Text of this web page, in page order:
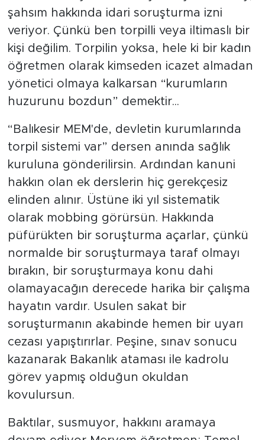
şahsım hakkında idari soruşturma izni
veriyor. Çünkü ben torpilli veya iltimaslı bir
kişi değilim. Torpilin yoksa, hele ki bir kadın
öğretmen olarak kimseden icazet almadan
yönetici olmaya kalkarsan “kurumların
huzurunu bozdun” demektir...
“Balıkesir MEM'de, devletin kurumlarında
torpil sistemi var” dersen anında sağlık
kuruluna gönderilirsin. Ardından kanuni
hakkın olan ek derslerin hiç gerekçesiz
elinden alınır. Üstüne iki yıl sistematik
olarak mobbing görürsün. Hakkında
püfürükten bir soruşturma açarlar, çünkü
normalde bir soruşturmaya taraf olmayı
bırakın, bir soruşturmaya konu dahi
olamayacağın derecede harika bir çalışma
hayatın vardır. Usulen sakat bir
soruşturmanın akabinde hemen bir uyarı
cezası yapıştırırlar. Peşine, sınav sonucu
kazanarak Bakanlık ataması ile kadrolu
görev yapmış olduğun okuldan
kovulursun.
Baktılar, susmuyor, hakkını aramaya